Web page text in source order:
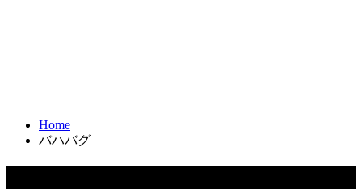
Home
バハバグ